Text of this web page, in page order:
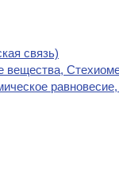
связь)
вещества,